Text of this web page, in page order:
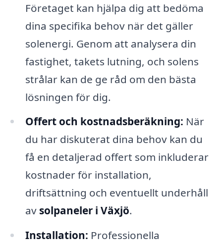
Företaget kan hjälpa dig att bedöma
dina specifika behov när det gäller
solenergi. Genom att analysera din
fastighet, takets lutning, och solens
strålar kan de ge råd om den bästa
lösningen för dig.
Offert och kostnadsberäkning: När
du har diskuterat dina behov kan du
få en detaljerad offert som inkluderar
kostnader för installation,
driftsättning och eventuellt underhåll
av solpaneler i Växjö.
Installation: Professionella